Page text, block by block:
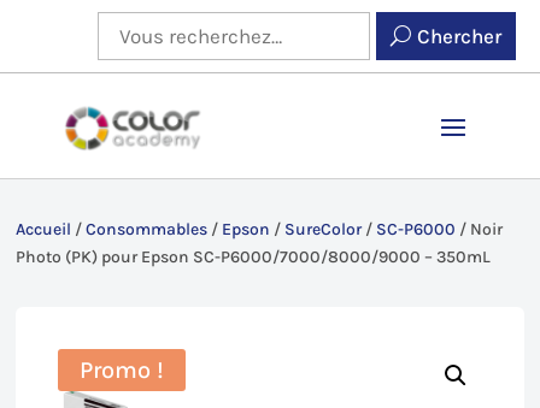
Chercher
Accueil /Consommables / Epson / SureColor/ SC-P6000 / Noir
Photo (PK) pour Epson SC-P6000/7000/8000/9000 – 350mL
Promo !